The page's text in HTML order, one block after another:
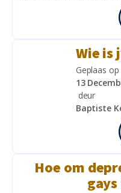
Wie is
Geplaas op
13
deur
Baptiste
Hoe om